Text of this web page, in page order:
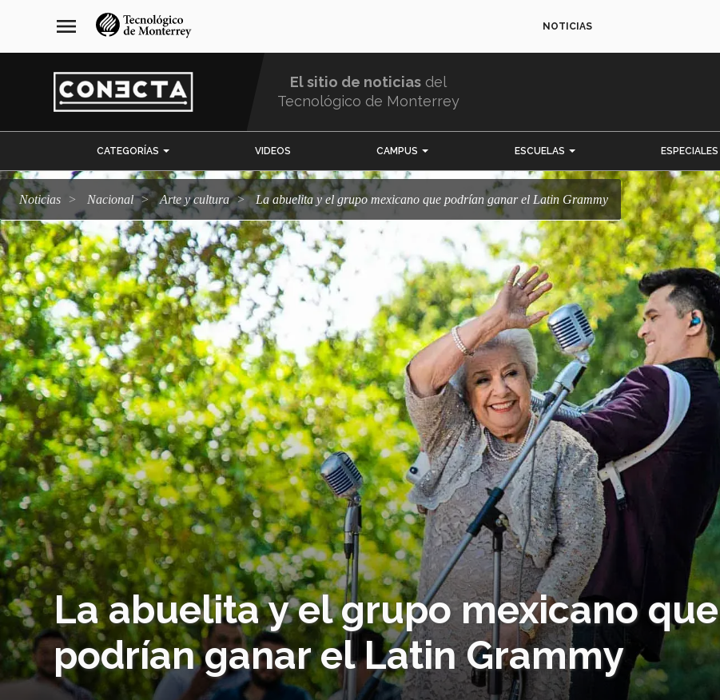
navegación
principal
menu NOTICIAS
El sitio de noticias del
Tecnológico de Monterrey
CATEGORÍAS VIDEOS CAMPUS ESCUELAS ESPECIALES
Noticias Nacional arte y cultura La abuelita y el grupo mexicano que podrían ganar el Latin Grammy
La abuelita y el grupo mexicano que
podrían ganar el Latin Grammy